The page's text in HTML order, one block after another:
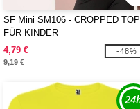
SF Mini SM106 - CROPPED TOP
FÜR KINDER
4,79 €
9,19 €
-48%